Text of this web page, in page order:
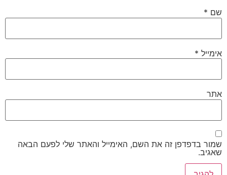
שם *
אימייל *
אתר
שמור בדפדפן זה את השם, האימייל והאתר שלי לפעם הבאה
שאגיב.